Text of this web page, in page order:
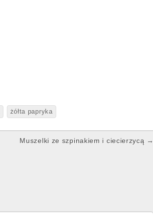
żółta papryka
Muszelki ze szpinakiem i ciecierzycą →